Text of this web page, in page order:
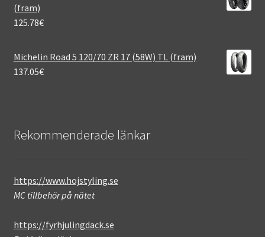
(fram)
125.78€
Michelin Road 5 120/70 ZR 17 (58W) TL (fram)
137.05€
Rekommenderade länkar
https://www.hojstyling.se
MC tillbehör på nätet
https://fyrhjulingdack.se